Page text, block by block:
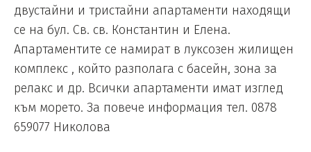
двустайни и тристайни апартаменти находящи
се на бул. Св. св. Константин и Елена.
Апартаментите се намират в луксозен жилищен
комплекс , който разполага с басейн, зона за
релакс и др. Всички апартаменти имат изглед
към морето. За повече информация тел. 0878
659077 Николова